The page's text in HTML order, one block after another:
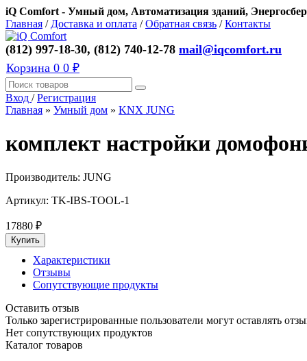
iQ Comfort - Умный дом, Автоматизация зданий,
Главная / Доставка и оплата /Обратная связь /Контакты
(812) 997-18-30, (812) 740-12-78 mail@iqcomfort.ru
Корзина 0 0 ₽
Вход /Регистрация
Главная » Умный дом » KNX JUNG
комплект настройки
Производитель: JUNG
Артикул: TK-IBS-TOOL-1
17880 ₽
Характеристики
Отзывы
Сопутствующие продукты
Оставить отзыв
Только зарегистрированные пользователи могут оставлять
Нет сопутствующих продуктов
Каталог товаров